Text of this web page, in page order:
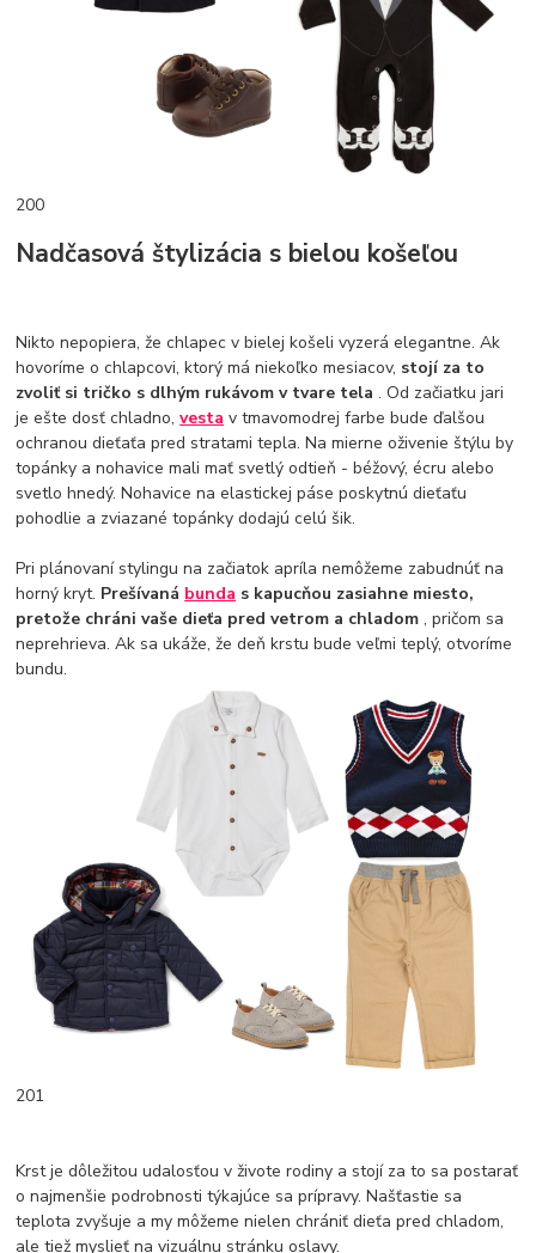
200
Nadčasová štylizácia s bielou košeľou
Nikto nepopiera, že chlapec v bielej košeli vyzerá elegantne. Ak
hovoríme o chlapcovi, ktorý má niekoľko mesiacov, stojí za to
zvoliť si tričko s dlhým rukávom v tvare tela. Od začiatku jari
je ešte dosť chladno,vesta v tmavomodrej farbe bude ďalšou
ochranou dieťaťa pred stratami tepla. Na mierne oživenie štýlu by
topánky a nohavice mali mať svetlý odtieň - béžový, écru alebo
svetlo hnedý. Nohavice na elastickej páse poskytnú dieťaťu
pohodlie a zviazané topánky dodajú celú šik.
Pri plánovaní stylingu na začiatok apríla nemôžeme zabudnúť na
horný kryt. Prešívaná bunda s kapucňou zasiahne miesto,
pretože chráni vaše dieťa pred vetrom a chladom, pričom sa
neprehrieva. Ak sa ukáže, že deň krstu bude veľmi teplý, otvoríme
bundu.
201
Krst je dôležitou udalosťou v živote rodiny a stojí za to sa postarať
o najmenšie podrobnosti týkajúce sa prípravy. Našťastie sa
teplota zvyšuje a my môžeme nielen chrániť dieťa pred chladom,
ale tiež myslieť na vizuálnu stránku oslavy.